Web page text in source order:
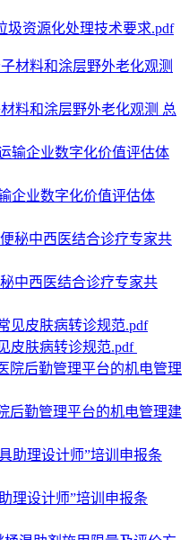
圾资源化处理技术要求.pdf
材料和涂层野外老化观测 总
企业数字化价值评估体
中西医结合诊疗专家共
皮肤病转诊规范.pdf
后勤管理平台的机电管理建
理设计师”培训申报条